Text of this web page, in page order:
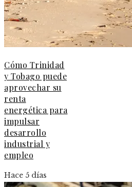
Cómo Trinidad
y Tobago puede
aprovechar su
renta
energética para
impulsar
desarrollo
industrial y
empleo
Hace 5 días